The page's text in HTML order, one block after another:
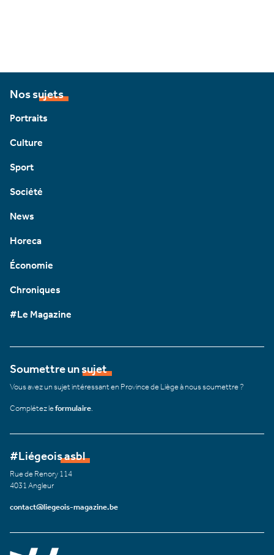
Nos sujets
Portraits
Culture
Sport
Société
News
Horeca
Économie
Chroniques
#Le Magazine
Soumettre un sujet
Vous avez un sujet intéressant en Province de Liège à nous soumettre ?
Complétez leformulaire
#Liégeois asbl
Rue de Renory 114
4031 Angleur
contact@liegeois-magazine.be